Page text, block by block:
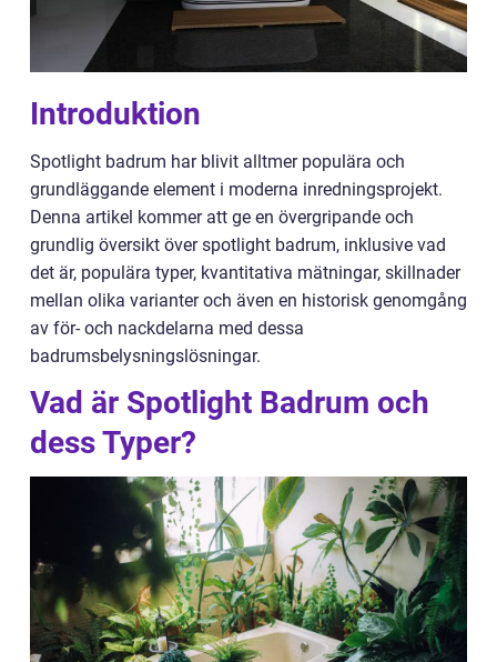
Introduktion
Spotlight badrum har blivit alltmer populära och
grundläggande element i moderna inredningsprojekt.
Denna artikel kommer att ge en övergripande och
grundlig översikt över spotlight badrum, inklusive vad
det är, populära typer, kvantitativa mätningar, skillnader
mellan olika varianter och även en historisk genomgång
av för- och nackdelarna med dessa
badrumsbelysningslösningar.
Vad är Spotlight Badrum och
dess Typer?